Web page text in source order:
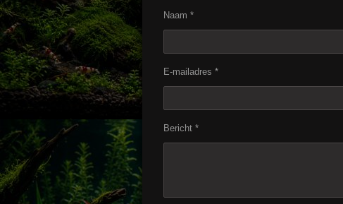
Naam *
E-mailadres *
Bericht *